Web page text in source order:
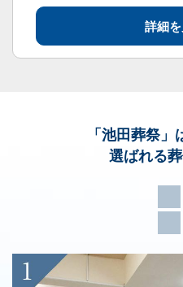
詳細
「池田葬祭」
選ばれる葬